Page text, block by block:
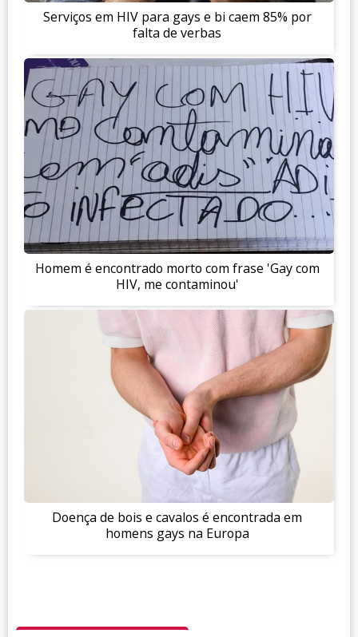
Serviços em HIV para gays e bi caem 85% por
falta de verbas
Homem é encontrado morto com frase 'Gay com
HIV, me contaminou'
Doença de bois e cavalos é encontrada em
homens gays na Europa